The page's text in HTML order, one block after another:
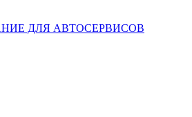
ДЛЯ АВТОСЕРВИСОВ